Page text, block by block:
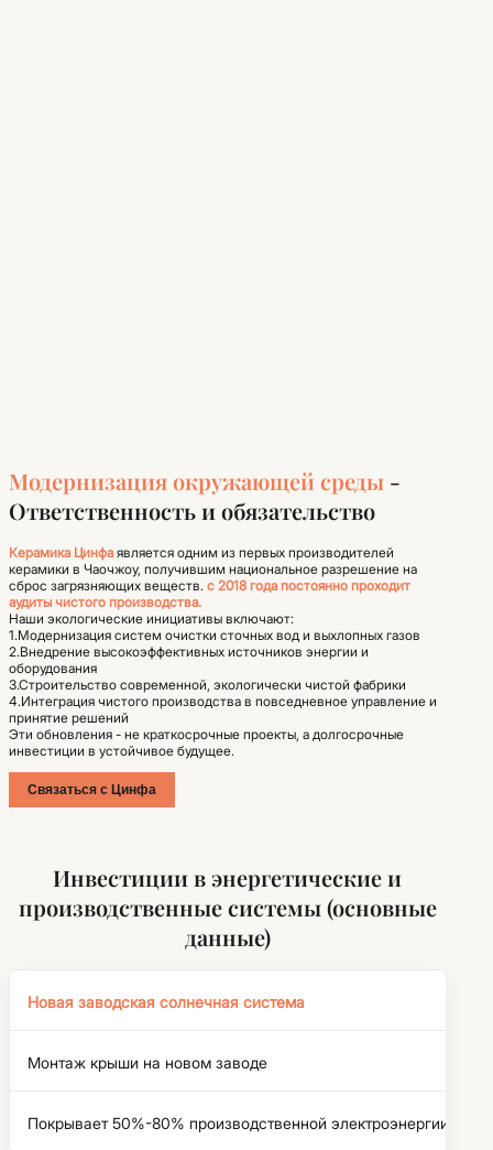
Модернизация окружающей среды -
Ответственность и обязательство
Керамика Цинфа является одним из первых производителей
керамики в Чаочжоу, получившим национальное разрешение на
сброс загрязняющих веществ. с 2018 года постоянно проходит
аудиты чистого производства.
Наши экологические инициативы включают:
1.Модернизация систем очистки сточных вод и выхлопных газов
2.Внедрение высокоэффективных источников энергии и
оборудования
3.Строительство современной, экологически чистой фабрики
4.Интеграция чистого производства в повседневное управление и
принятие решений
Эти обновления - не краткосрочные проекты, а долгосрочные
инвестиции в устойчивое будущее.
Связаться с Цинфа
Инвестиции в энергетические и
производственные системы (основные
данные)
Новая заводская солнечная система
Монтаж крыши на новом заводе
Покрывает 50%-80% производственной электроэнергии